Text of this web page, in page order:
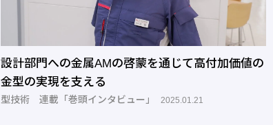
設計部門への金属AMの啓蒙を通じて高付加価値の
金型の実現を支える
型技術 連載「巻頭インタビュー」 2025.01.21